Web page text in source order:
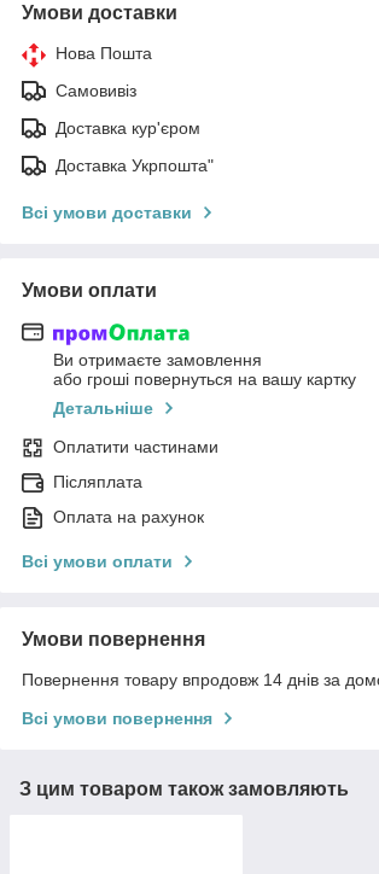
Умови доставки
Нова Пошта
Самовивіз
Доставка кур'єром
Доставка Укрпошта"
Всі умови доставки
Умови оплати
Ви отримаєте замовлення
або гроші повернуться на вашу картку
Детальніше
Оплатити частинами
Післяплата
Оплата на рахунок
Всі умови оплати
Умови повернення
Повернення товару впродовж 14 днів за
Всі умови повернення
З цим товаром також замовляють